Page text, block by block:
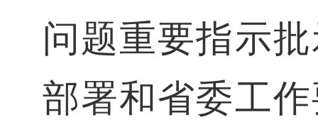
问题重要指示
部署和省委工